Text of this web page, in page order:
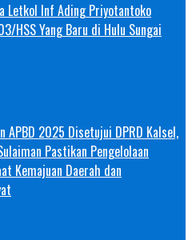
Letkol Inf Ading Priyotantoko
HSS Yang Baru di Hulu Sungai
APBD 2025 Disetujui DPRD Kalsel,
Pastikan Pengelolaan
Kemajuan Daerah dan